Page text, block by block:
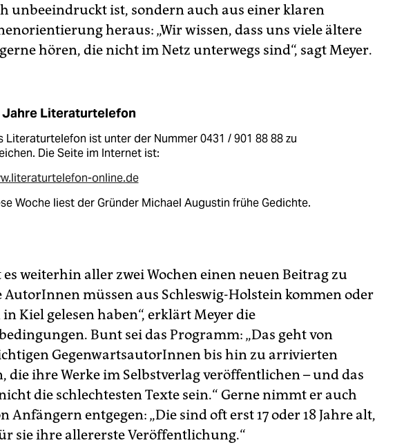
unbeeindruckt ist, sondern auch aus einer klaren
heraus: „Wir wissen, dass uns viele ältere
hören, die nicht im Netz unterwegs sind“, sagt Meyer.
Jahre Literaturtelefon
Literaturtelefon ist unter der Nummer 0431 / 901 88 88 zu
Die Seite im Internet ist:
online.de
Woche liest der Gründer Michael Augustin frühe Gedichte.
es weiterhin aller zwei Wochen einen neuen Beitrag zu
AutorInnen müssen aus Schleswig-Holstein kommen oder
in Kiel gelesen haben“, erklärt Meyer die
Bunt sei das Programm: „Das geht von
GegenwartsautorInnen bis hin zu arrivierten
die ihre Werke im Selbstverlag veröffentlichen – und das
die schlechtesten Texte sein.“ Gerne nimmt er auch
Anfängern entgegen: „Die sind oft erst 17 oder 18 Jahre alt,
sie ihre allererste Veröffentlichung.“